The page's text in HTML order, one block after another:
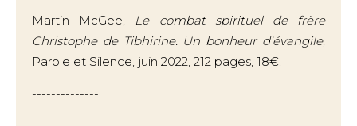
Martin McGee, Le combat spirituel de frère
Christophe de Tibhirine. Un bonheur d'évangile,
Parole et Silence, juin 2022, 212 pages, 18€.
--------------